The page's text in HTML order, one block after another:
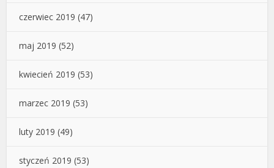
czerwiec 2019 (47)
maj 2019 (52)
kwiecień 2019 (53)
marzec 2019 (53)
luty 2019 (49)
styczeń 2019 (53)